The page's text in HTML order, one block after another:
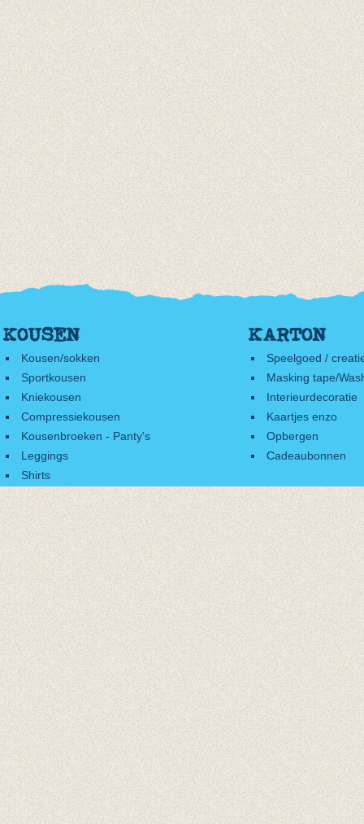
KOUSEN
Kousen/sokken
Sportkousen
Kniekousen
Compressiekousen
Kousenbroeken - Panty's
Leggings
Shirts
KARTON
Speelgoed /
Masking tape/
Interieurdecoratie
Kaartjes enzo
Opbergen
Cadeaubonnen